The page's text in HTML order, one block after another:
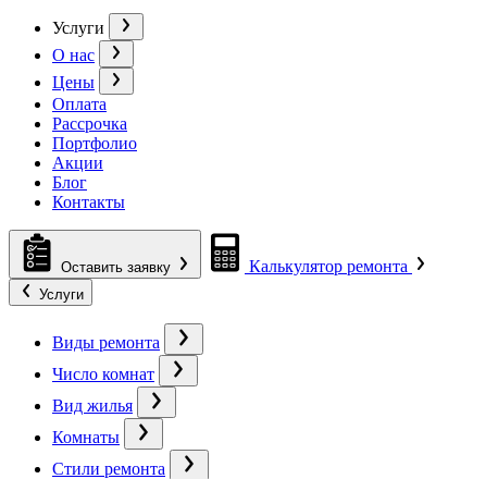
Услуги
О нас
Цены
Оплата
Рассрочка
Портфолио
Акции
Блог
Контакты
Оставить заявку Калькулятор ремонта
Услуги
Виды ремонта
Число комнат
Вид жилья
Комнаты
Стили ремонта